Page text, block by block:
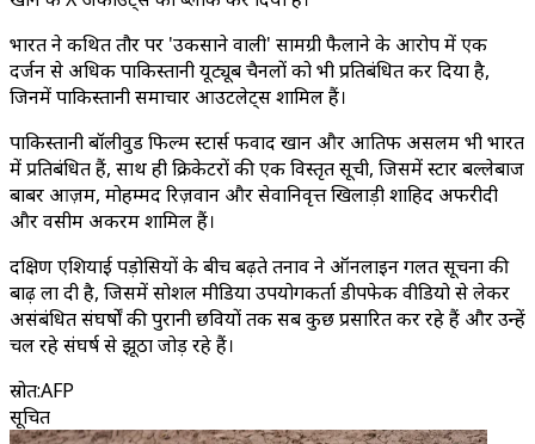
भारत ने कथित तौर पर 'उकसाने वाली' सामग्री फैलाने के आरोप में एक
दर्जन से अधिक पाकिस्तानी यूट्यूब चैनलों को भी प्रतिबंधित कर दिया है,
जिनमें पाकिस्तानी समाचार आउटलेट्स शामिल हैं।
पाकिस्तानी बॉलीवुड फिल्म स्टार्स फवाद खान और आतिफ असलम भी भारत
में प्रतिबंधित हैं, साथ ही क्रिकेटरों की एक विस्तृत सूची, जिसमें स्टार बल्लेबाज
बाबर आज़म, मोहम्मद रिज़वान और सेवानिवृत्त खिलाड़ी शाहिद अफरीदी
और वसीम अकरम शामिल हैं।
दक्षिण एशियाई पड़ोसियों के बीच बढ़ते तनाव ने ऑनलाइन गलत सूचना की
बाढ़ ला दी है, जिसमें सोशल मीडिया उपयोगकर्ता डीपफेक वीडियो से लेकर
असंबंधित संघर्षों की पुरानी छवियों तक सब कुछ प्रसारित कर रहे हैं और उन्हें
चल रहे संघर्ष से झूठा जोड़ रहे हैं।
स्रोत:AFP
सूचित